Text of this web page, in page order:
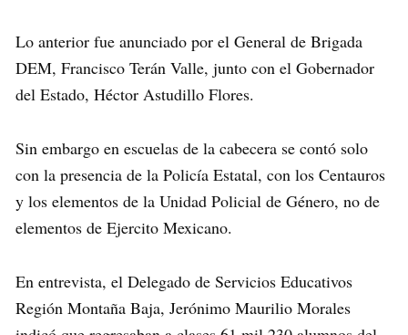
Lo anterior fue anunciado por el General de Brigada
DEM, Francisco Terán Valle, junto con el Gobernador
del Estado, Héctor Astudillo Flores.
Sin embargo en escuelas de la cabecera se contó solo
con la presencia de la Policía Estatal, con los Centauros
y los elementos de la Unidad Policial de Género, no de
elementos de Ejercito Mexicano.
En entrevista, el Delegado de Servicios Educativos
Región Montaña Baja, Jerónimo Maurilio Morales